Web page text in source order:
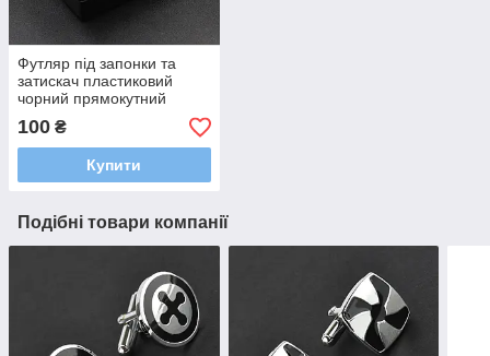
Футляр під запонки та
затискач пластиковий
чорний прямокутний
розмір 75 Х 55 Х 25 мм із
ложементом білого
кольору
100 ₴
Купити
Подібні товари компанії